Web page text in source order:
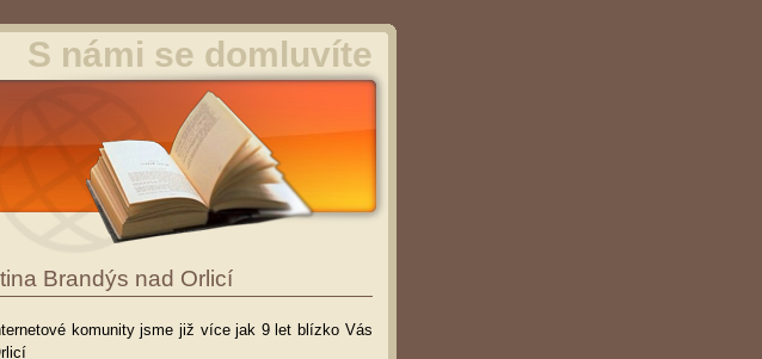
S námi se domluvíte
Brandýs nad Orlicí
komunity jsme již více jak 9 let blízko Vás